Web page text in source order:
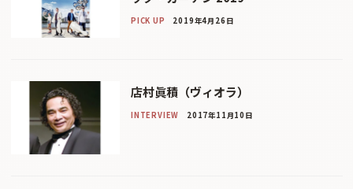
PICK UP 2019年4月26日
店村眞積（ヴィオラ）
INTERVIEW 2017年11月10日